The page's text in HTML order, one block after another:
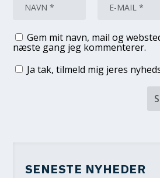
Gem mit navn, mail og
næste gang jeg kommenterer.
Ja tak, tilmeld mig jeres
SENESTE NYHEDER